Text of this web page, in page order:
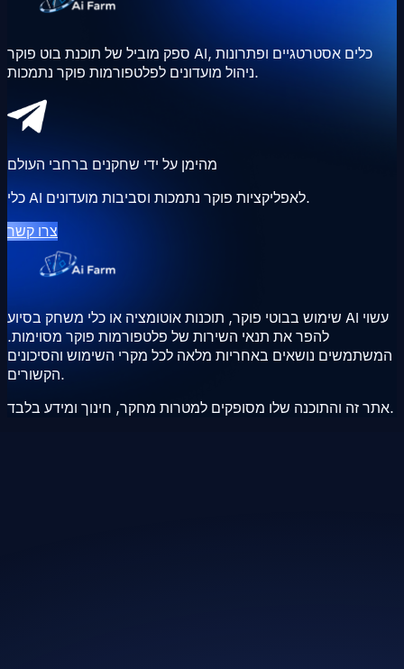
ספק מוביל של תוכנת בוט פוקר AI, כלים אסטרטגיים ופתרונות
ניהול מועדונים לפלטפורמות פוקר נתמכות.
מהימן על ידי שחקנים ברחבי העולם
כלי AI לאפליקציות פוקר נתמכות וסביבות מועדונים.
צרו קשר
שימוש בבוטי פוקר, תוכנות אוטומציה או כלי משחק בסיוע AI עשוי
להפר את תנאי השירות של פלטפורמות פוקר מסוימות.
המשתמשים נושאים באחריות מלאה לכל מקרי השימוש והסיכונים
הקשורים.
אתר זה והתוכנה שלו מסופקים למטרות מחקר, חינוך ומידע בלבד.